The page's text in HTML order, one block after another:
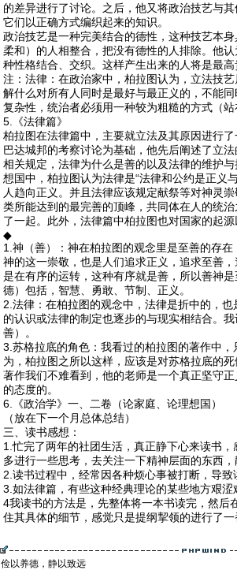
的差异进行了讨论。之后，他又将政治技艺与
它们以正确方式编织起来的知识。
政治技艺是一种完美结合的德性，这种技艺本
柔和）的人相整合，把没有德性的人排除。他
种性格结合、交织。这样产生出来的人将是最高
注：法律：在政治家中，柏拉图认为，立法技
解什么对所有人同时是最好与最正义的，不能
复杂性，统治者必须用一种较为粗糙的方式（
5.《法律篇》
柏拉图在法律篇中，主要就立法及其原因进行
巴达城邦的考察讨论为基础，他先后阐述了立
相关规定，法律为什么是善的以及法律的维护
想国中，柏拉图认为法律是“法律和公约是正义
人趋向正义。并且法律应该规定献祭等对神灵
类所能达到的最完善的顶峰，共同体在人的统
了一起。此外，法律篇中柏拉图也对国家的起
◆
1.神（善）：神在柏拉图的观念里是至善的存
神的这一崇敬，也是人们追求正义，追求至善
是在有序的运转，这种有序就是善，所以善神
德）包括，智慧、勇敢、节制、正义。
2.法律：在柏拉图的观念中，法律是折中的，
的认识或法律的制定也逐步的与现实相结合。
善）。
3.苏格拉底的角色：我看过的柏拉图的著作中
为，柏拉图之所以这样，应该是对苏格拉底的
著作我们不难看到，他的老师是一个真正坚守
的态度的。
6.《政治学》一、二卷（论家庭、论理想国）
（放在下一个月总体总结）
三、读书感想：
1.忙完了两年的社团生活，真正静下心来读书
多进行一些思考，去关注一下精神层面的东西
2.读书过程中，经常因各种烦心事被打断，导致
3.如法律篇，有些这种经典理论的某些地方艰涩
4我读书的方法是，先整体将一本书读完，然后
住其具体的细节，感觉只是提纲挈领的进行了
俭以养德，静以致远